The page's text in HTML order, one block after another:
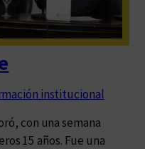
institucional
con una semana
15 años. Fue una